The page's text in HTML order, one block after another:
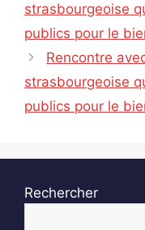
strasbourgeoise
publics pour le
Rencontre
strasbourgeoise
publics pour le
Rechercher